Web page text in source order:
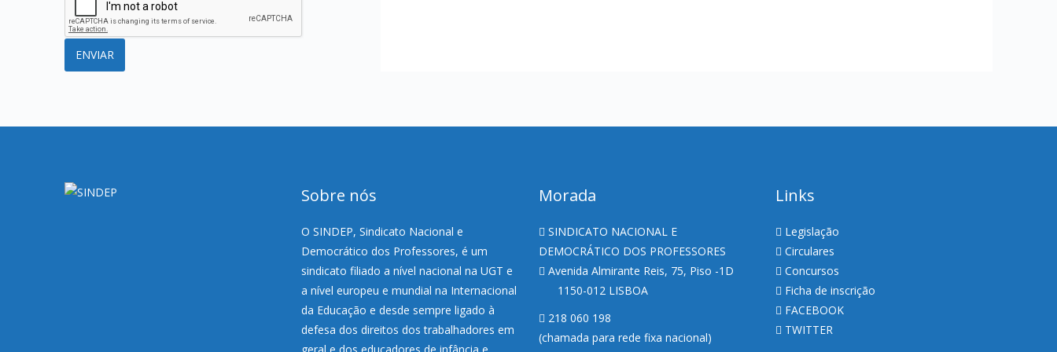
Sobre nós
O SINDEP, Sindicato Nacional e
Democrático dos Professores, é um
sindicato filiado a nível nacional na UGT e
a nível europeu e mundial na Internacional
da Educação e desde sempre ligado à
defesa dos direitos dos trabalhadores em
geral e dos educadores de infância e
Morada
SINDICATO NACIONAL E
DEMOCRÁTICO DOS PROFESSORES
Avenida Almirante Reis, 75, Piso -1D
1150-012 LISBOA
218 060 198
(chamada para rede fixa nacional)
Links
Legislação
Circulares
Concursos
Ficha de inscrição
FACEBOOK
TWITTER